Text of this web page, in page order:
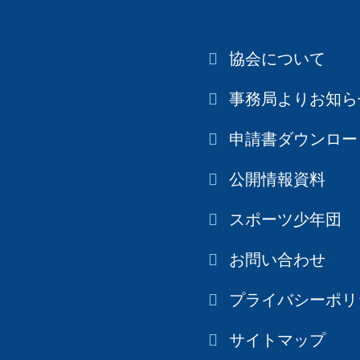
協会について
事務局よりお知
申請書ダウンロー
公開情報資料
スポーツ少年団
お問い合わせ
プライバシーポ
サイトマップ